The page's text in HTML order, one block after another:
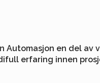
en del av
erfaring innen